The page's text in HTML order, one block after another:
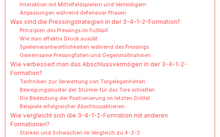
Interaktion mit Mittelfeldspielern und Verteidigern
Anpassungen während defensiver Phasen
Was sind die Pressingstrategien in der 3-4-1-2-Formation?
Prinzipien des Pressings im Fußball
Wie man effektiv Druck ausübt
Spielerverantwortlichkeiten während des Pressings
Gemeinsame Pressingfallen und Gegenmaßnahmen
Wie verbessert man das Abschlussvermögen in der 3-4-1-2-
Formation?
Techniken zur Verwertung von Torgelegenheiten
Bewegungsmuster der Stürmer für das Tore schießen
Die Bedeutung der Positionierung im letzten Drittel
Beispiele erfolgreicher Abschlussaktionen
Wie vergleicht sich die 3-4-1-2-Formation mit anderen
Formationen?
Stärken und Schwächen im Vergleich zu 4-3-3